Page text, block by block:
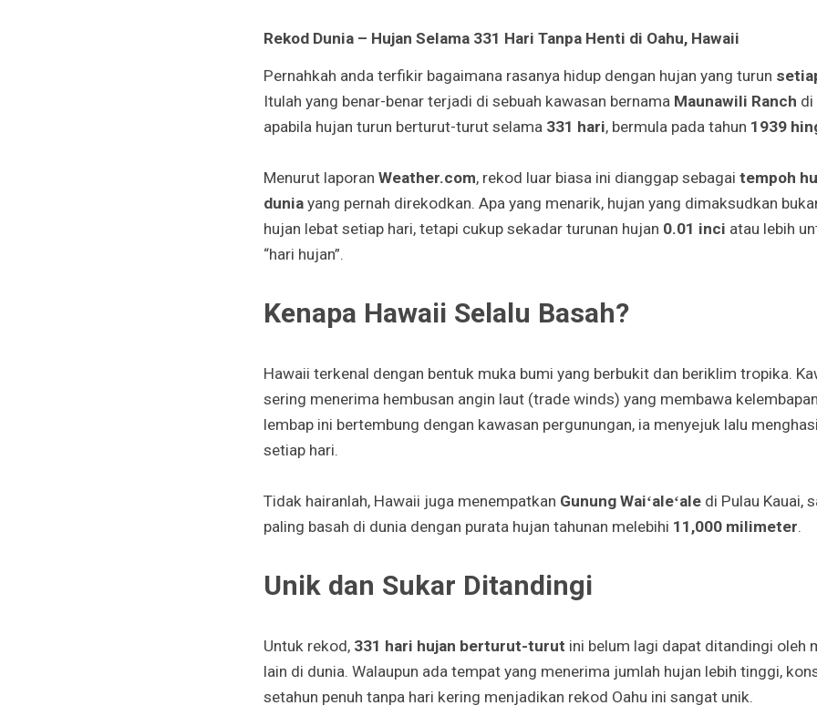
Rekod Dunia – Hujan Selama 331 Hari Tanpa Henti di Oahu, Hawaii
Pernahkah anda terfikir bagaimana rasanya hidup dengan hujan yang turun
Itulah yang benar-benar terjadi di sebuah kawasan bernama Maunawili Ranch di
apabila hujan turun berturut-turut selama 331 hari, bermula pada tahun 1939
Menurut laporan Weather.com, rekod luar biasa ini dianggap sebagai tempoh
duniayang pernah direkodkan. Apa yang menarik, hujan yang dimaksudkan
hujan lebat setiap hari, tetapi cukup sekadar turunan hujan 0.01 inci atau lebih
“hari hujan”.
Kenapa Hawaii Selalu Basah?
Hawaii terkenal dengan bentuk muka bumi yang berbukit dan beriklim tropika.
sering menerima hembusan angin laut (trade winds) yang membawa
lembap ini bertembung dengan kawasan pergunungan, ia menyejuk lalu
setiap hari.
Tidak hairanlah, Hawaii juga menempatkan Gunung Waiʻaleʻaledi Pulau Kauai,
paling basah di dunia dengan purata hujan tahunan melebihi 11,000 milimeter.
Unik dan Sukar Ditandingi
Untuk rekod, 331 hari hujan berturut-turut ini belum lagi dapat ditandingi oleh
lain di dunia. Walaupun ada tempat yang menerima jumlah hujan lebih tinggi,
setahun penuh tanpa hari kering menjadikan rekod Oahu ini sangat unik.